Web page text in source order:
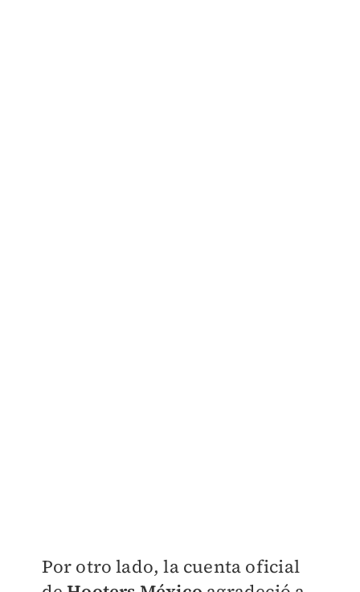
Por otro lado, la cuenta oficial